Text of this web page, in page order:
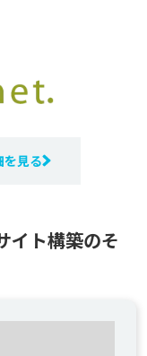
を見る
イト構築のそ